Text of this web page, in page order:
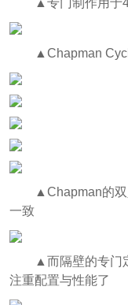
▲专门制作用于
▲Chapman
▲Chapman的
一致
▲而隔壁的专门
注重配置与性能了